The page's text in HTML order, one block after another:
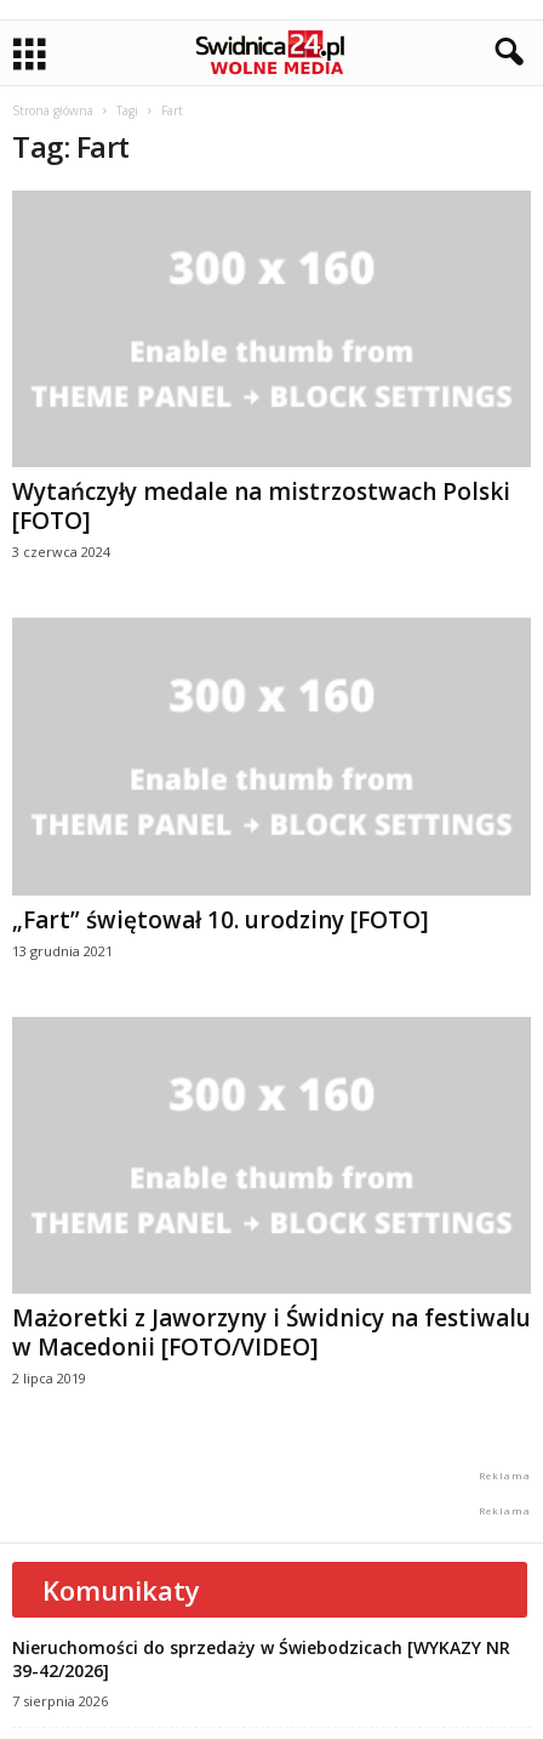
Strona główna Tagi Fart
Tag: Fart
Wytańczyły medale na mistrzostwach Polski
[FOTO]
3 czerwca 2024
„Fart” świętował 10. urodziny [FOTO]
13 grudnia 2021
Mażoretki z Jaworzyny i Świdnicy na festiwalu
w Macedonii [FOTO/VIDEO]
2 lipca 2019
Komunikaty
Nieruchomości do sprzedaży w Świebodzicach [WYKAZY NR
39-42/2026]
7 sierpnia 2026